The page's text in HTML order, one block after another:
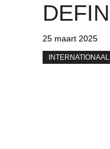
25 maart 2025
INTERNATIONAAL